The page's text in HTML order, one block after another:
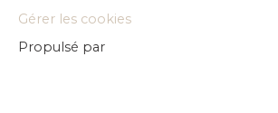
Gérer les cookies
Propulsé par